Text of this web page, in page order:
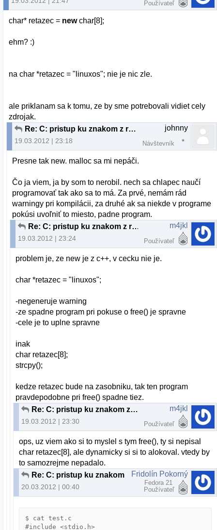
Používateľ
char* retazec = newchar[8];
ehm? :)
na char *retazec = "linuxos"; nie je nic zle.
ale priklanam sa k tomu, ze by sme potrebovali vidiet cely
zdrojak.
Re: C: pristup ku znakom z retazca
19.03.2012 | 23:18
johnny
Návštevník
Presne tak new. malloc sa mi nepáči.
Čo ja viem, ja by som to nerobil. nech sa chlapec naučí
programovať tak ako sa to má. Za prvé, nemám rád
warningy pri kompilácii, za druhé ak sa niekde v programe
pokúsi uvoľniť to miesto, padne program.
Re: C: pristup ku znakom z retazca
19.03.2012 | 23:24
m4jkl
Používateľ
problem je, ze new je z c++, v cecku nie je.
char *retazec = "linuxos";
-negeneruje warning
-ze spadne program pri pokuse o free() je spravne
-cele je to uplne spravne
inak
char retazec[8];
strcpy();
kedze retazec bude na zasobniku, tak ten program
pravdepodobne pri free() spadne tiez.
Re: C: pristup ku znakom z retazca
19.03.2012 | 23:30
m4jkl
Používateľ
ops, uz viem ako si to myslel s tym free(), ty si nepisal
char retazec[8], ale dynamicky si si to alokoval. vtedy by
to samozrejme nepadalo.
Re: C: pristup ku znakom z retazca
20.03.2012 | 00:40
Fridolín Pokorný
Fedora 21
Používateľ
$ cat test.c
#include <stdio.h>